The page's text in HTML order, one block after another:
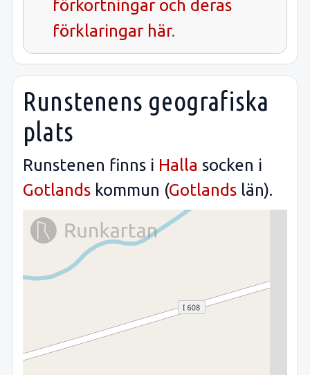
förkortningar och deras
förklaringar här.
Runstenens geografiska
plats
Runstenen finns i Halla socken i
Gotlands kommun (Gotlands län).